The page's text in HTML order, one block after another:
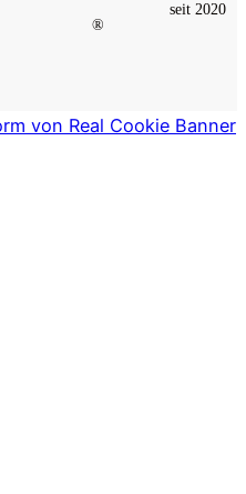
seit 2020
von Real Cookie Banner